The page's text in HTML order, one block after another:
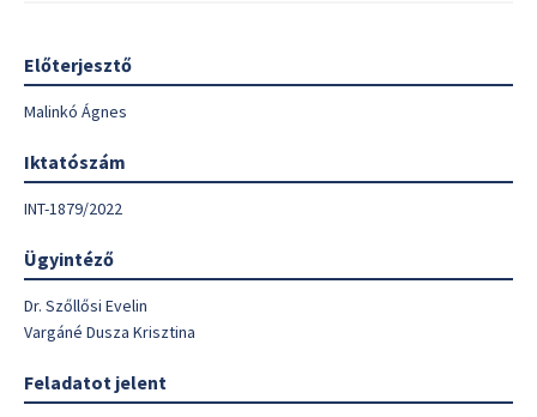
Előterjesztő
Malinkó Ágnes
Iktatószám
INT-1879/2022
Ügyintéző
Dr. Szőllősi Evelin
Vargáné Dusza Krisztina
Feladatot jelent